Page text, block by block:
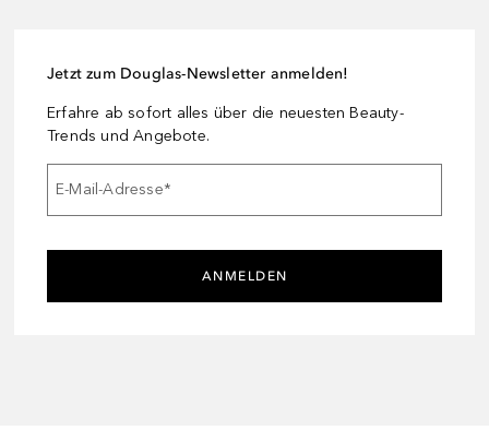
Jetzt zum Douglas-Newsletter anmelden!
Erfahre ab sofort alles über die neuesten Beauty-
Trends und Angebote.
E-Mail-Adresse*
ANMELDEN